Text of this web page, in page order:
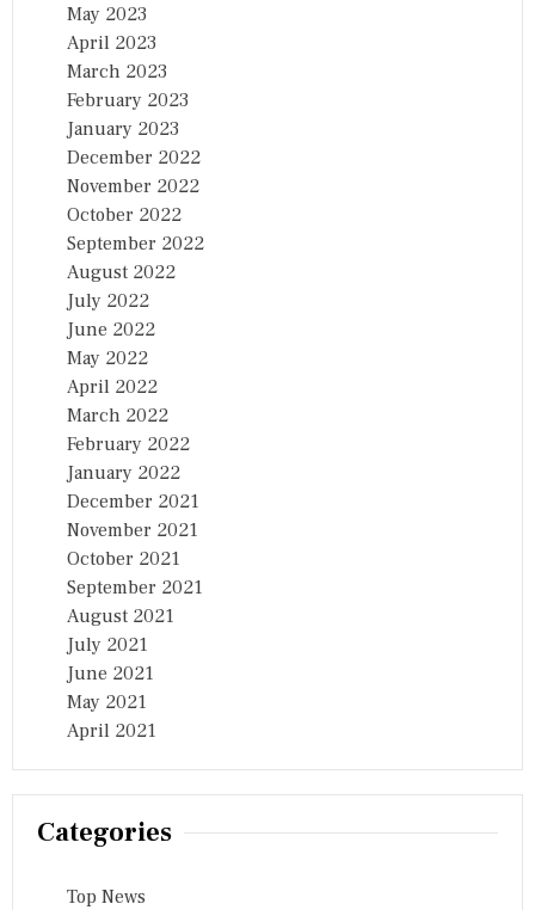
May 2023
April 2023
March 2023
February 2023
January 2023
December 2022
November 2022
October 2022
September 2022
August 2022
July 2022
June 2022
May 2022
April 2022
March 2022
February 2022
January 2022
December 2021
November 2021
October 2021
September 2021
August 2021
July 2021
June 2021
May 2021
April 2021
Categories
Top News